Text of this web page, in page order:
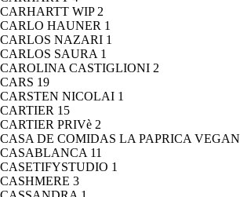
CARHARTT WIP 2
CARLO HAUNER 1
CARLOS NAZARI 1
CARLOS SAURA 1
CAROLINA CASTIGLIONI 2
CARS 19
CARSTEN NICOLAI 1
CARTIER 15
CARTIER PRIVè 2
CASA DE COMIDAS LA PAPRICA VEGAN
CASABLANCA 11
CASETIFYSTUDIO 1
CASHMERE 3